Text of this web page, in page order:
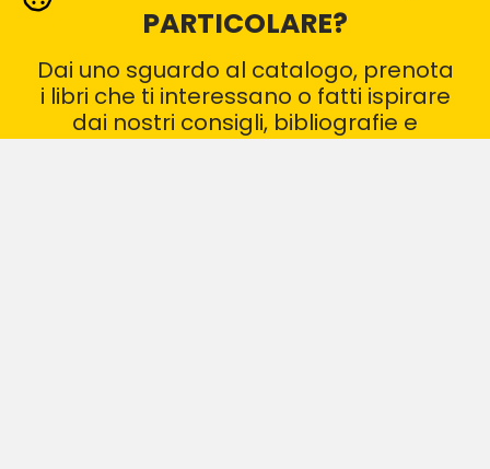
PARTICOLARE?
Dai uno sguardo al catalogo, prenota
i libri che ti interessano o fatti ispirare
dai nostri consigli, bibliografie e
recensioni